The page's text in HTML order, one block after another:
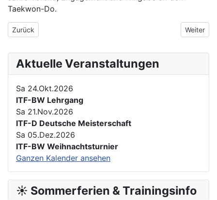
Taekwon-Do.
Vorheriger Beitrag: ITF-BW Weihnachtsturnier 2025 in Ditzingen
Zurück Nächster
Weiter
Aktuelle Veranstaltungen
Sa 24.Okt.2026
ITF-BW Lehrgang
Sa 21.Nov.2026
ITF-D Deutsche Meisterschaft
Sa 05.Dez.2026
ITF-BW Weihnachtsturnier
Ganzen Kalender ansehen
☀️ Sommerferien & Trainingsinfo